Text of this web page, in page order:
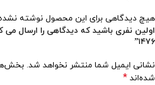
هیچ دیدگاهی برای این محصول نوشته
اولین نفری باشید که دیدگاهی را ارسال می
۱۴۷۶”
نشانی ایمیل شما منتشر نخواهد شد.
شده‌اند *